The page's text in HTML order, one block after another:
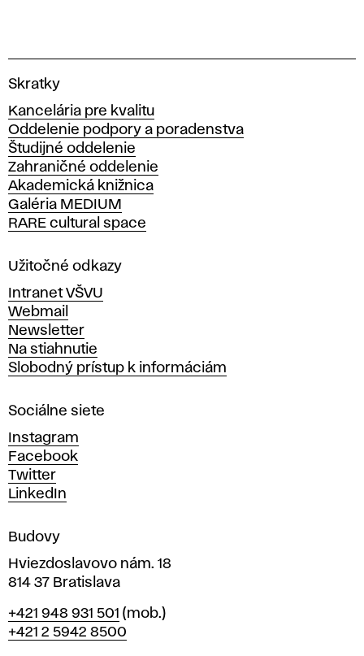
V
s
o
k
á
š
k
o
a
ý
t
v
a
r
ý
c
h
u
m
e
í
v
r
a
Skratky
Kancelária pre kvalitu
Oddelenie podpory a poradenstva
Študijné oddelenie
Zahraničné oddelenie
Akademická knižnica
Galéria MEDIUM
RARE cultural space
Užitočné odkazy
Intranet VŠVU
Webmail
Newsletter
Na stiahnutie
Slobodný prístup k informáciám
Sociálne siete
Instagram
Facebook
Twitter
LinkedIn
Budovy
Hviezdoslavovo nám. 18
814 37 Bratislava
Telefón
+421 948 931 501 (mob.)
+421 2 5942 8500